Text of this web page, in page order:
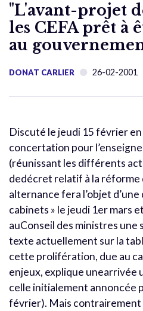
"L'avant-projet
les CEFA prêt à
au
DONAT CARLIER 26-02-2001
Discuté le jeudi 15 février
concertation pour
(réunissant les différents
dedécret relatif à la réforme
alternance fera l’objet
cabinets » le jeudi 1er mars
auConseil des ministres une
texte actuellement sur la
cette prolifération, due au
enjeux, explique unearrivée
celle initialement annoncée
février). Mais contrairement